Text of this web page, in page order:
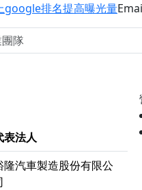
google排名提高曝光量
表法人
隆汽車製造股份有限公